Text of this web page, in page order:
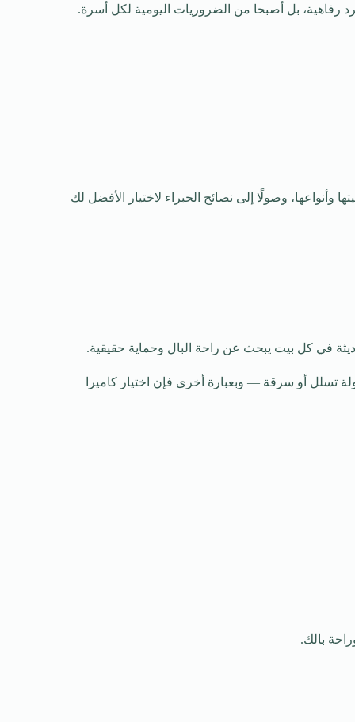
رفاهية، بل أصبحا من الضروريات اليومية لكل أسرة.
وصولًا إلى نصائح الخبراء لاختيار الأفضل لك
في كل بيت يبحث عن راحة البال وحماية حقيقية.
تسلل أو سرقة — وبعبارة أخرى فإن اختيار كاميرا
بالك.